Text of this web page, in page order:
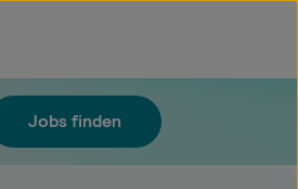
Jobs finden